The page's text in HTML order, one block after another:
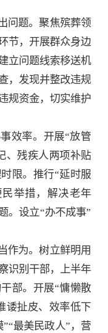
问题。聚焦殡葬领
节，开展群众身边
立问题线索移送机
，发现并整改违规
规资金，切实维护
效率。开展“放管
、残疾人两项补贴
限。推行“延时服
举措，解决老年
。设立“办不成事”
作为。树立鲜明用
识别干部，上半年
部。开展“慵懒散
诿扯皮、效率低下
最美民政人”，营